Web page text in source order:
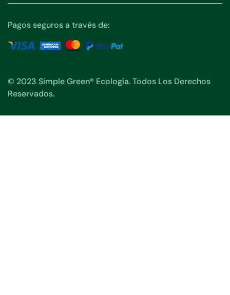
© 2023 Simple Green® Ecología. Todos Los Derechos
Reservados.
Pagos seguros a través de: